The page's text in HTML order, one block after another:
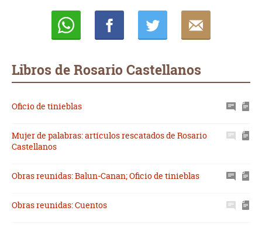
Libros de Rosario Castellanos
Oficio de tinieblas
Mujer de palabras: artículos rescatados de Rosario
Castellanos
Obras reunidas: Balun-Canan; Oficio de tinieblas
Obras reunidas: Cuentos